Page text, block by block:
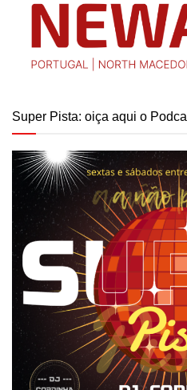
Super Pista: oiça aqui o